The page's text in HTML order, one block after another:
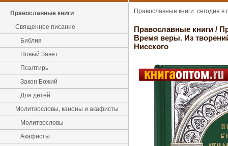
Православные книги
Священное писание
Библия
Новый Завет
Псалтирь
Закон Божий
Для детей
Молитвословы, каноны и акафисты
Молитвословы
Акафисты
Православные книги: сегодня
Православные книги /
Время веры. Из
Нисского